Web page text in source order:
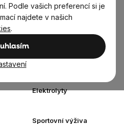
Podle vašich preferencí si je
najdete v našich
.
Elektrolyty
Sportovní výživa